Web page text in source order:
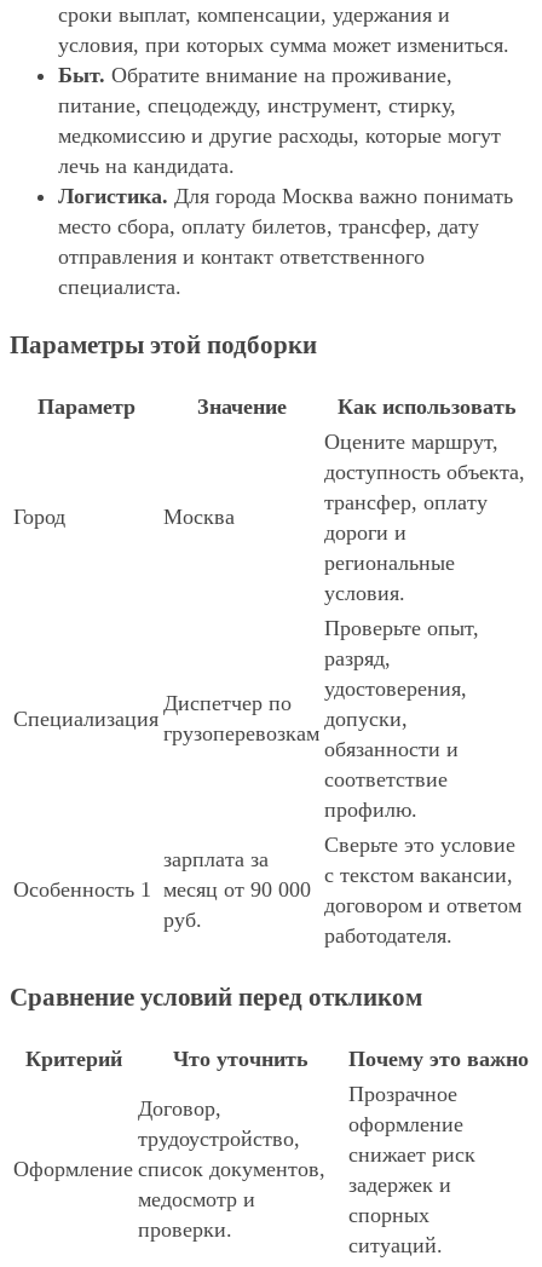
сроки выплат, компенсации, удержания и
условия, при которых сумма может измениться.
Быт. Обратите внимание на проживание,
питание, спецодежду, инструмент, стирку,
медкомиссию и другие расходы, которые могут
лечь на кандидата.
Логистика. Для города Москва важно понимать
место сбора, оплату билетов, трансфер, дату
отправления и контакт ответственного
специалиста.
Параметры этой подборки
Параметр Значение Как использовать
Город Москва
Оцените маршрут,
доступность объекта,
трансфер, оплату
дороги и
региональные
условия.
Специализация
Диспетчер по
грузоперевозкам
Проверьте опыт,
разряд,
удостоверения,
допуски,
обязанности и
соответствие
профилю.
Особенность 1
зарплата за
месяц от 90 000
руб.
Сверьте это условие
с текстом вакансии,
договором и ответом
работодателя.
Сравнение условий перед откликом
Критерий Что уточнить Почему это важно
Оформление
Договор,
трудоустройство,
список документов,
медосмотр и
проверки.
Прозрачное
оформление
снижает риск
задержек и
спорных
ситуаций.